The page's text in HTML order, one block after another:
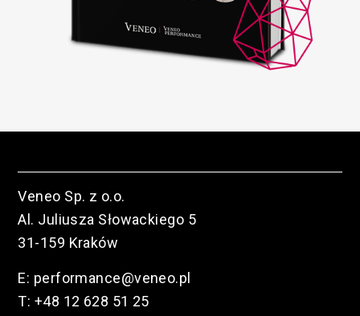
Veneo Sp. z o.o.
Al. Juliusza Słowackiego 5
31-159 Kraków
E: performance@veneo.pl
T: +48 12 628 51 25